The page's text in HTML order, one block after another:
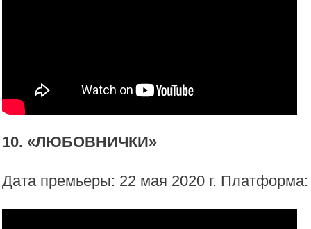
10. «ЛЮБОВНИЧКИ»
Дата премьеры: 22 мая 2020 г. Платформа: